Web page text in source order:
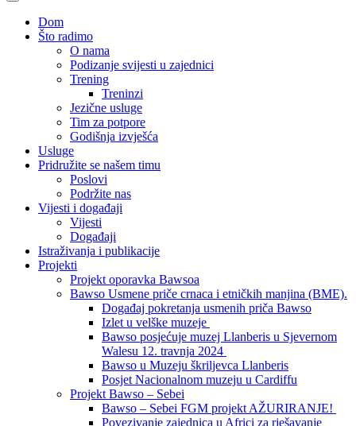
Dom
Što radimo
O nama
Podizanje svijesti u zajednici
Trening
Treninzi
Jezične usluge
Tim za potpore
Godišnja izvješća
Usluge
Pridružite se našem timu
Poslovi
Podržite nas
Vijesti i događaji
Vijesti
Događaji
Istraživanja i publikacije
Projekti
Projekt oporavka Bawsoa
Bawso Usmene priče crnaca i etničkih manjina (BME).
Događaj pokretanja usmenih priča Bawso
Izlet u velške muzeje
Bawso posjećuje muzej Llanberis u Sjevernom
Walesu 12. travnja 2024
Bawso u Muzeju škriljevca Llanberis
Posjet Nacionalnom muzeju u Cardiffu
Projekt Bawso – Sebei
Bawso – Sebei FGM projekt AŽURIRANJE!
Povezivanje zajednica u Africi za rješavanje